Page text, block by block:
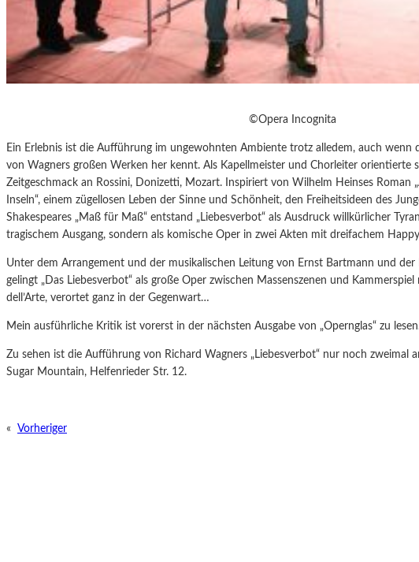
©Opera Incognita
Ein Erlebnis ist die Aufführung im ungewohnten Ambiente trotz alledem, auch wenn
von Wagners großen Werken her kennt. Als Kapellmeister und Chorleiter orientierte
Zeitgeschmack an Rossini, Donizetti, Mozart. Inspiriert von Wilhelm Heinses Roman
Inseln“, einem zügellosen Leben der Sinne und Schönheit, den Freiheitsideen des
Shakespeares „Maß für Maß“ entstand „Liebesverbot“ als Ausdruck willkürlicher
tragischem Ausgang, sondern als komische Oper in zwei Akten mit dreifachem
Unter dem Arrangement und der musikalischen Leitung von Ernst Bartmann und der
gelingt „Das Liebesverbot“ als große Oper zwischen Massenszenen und
dell’Arte, verortet ganz in der Gegenwart…
Mein ausführliche Kritik ist vorerst in der nächsten Ausgabe von „Opernglas“ zu
Zu sehen ist die Aufführung von Richard Wagners „Liebesverbot“ nur noch zweimal
Sugar Mountain, Helfenrieder Str. 12.
« Vorheriger